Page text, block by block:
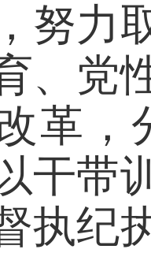
努力
、党
革，
干带
执纪